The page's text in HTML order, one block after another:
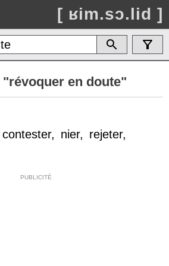
[ ʁim.sɔ.lid ]
en doute"
contester, nier, rejeter,
PUBLICITÉ